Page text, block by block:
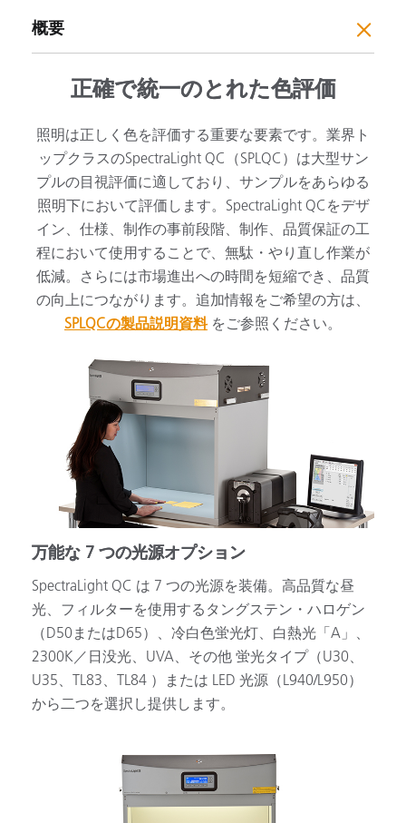
概要
正確で統一のとれた色評価
照明は正しく色を評価する重要な要素です。業界ト
ップクラスのSpectraLight QC（SPLQC）は大型サン
プルの目視評価に適しており、サンプルをあらゆる
照明下において評価します。SpectraLight QCをデザ
イン、仕様、制作の事前段階、制作、品質保証の工
程において使用することで、無駄・やり直し作業が
低減。さらには市場進出への時間を短縮でき、品質
の向上につながります。追加情報をご希望の方は、
SPLQCの製品説明資料をご参照ください。
万能な 7 つの光源オプション
SpectraLight QC は 7 つの光源を装備。高品質な昼
光、フィルターを使用するタングステン・ハロゲン
（D50またはD65）、冷白色蛍光灯、白熱光「A」、
2300K／日没光、UVA、その他 蛍光タイプ（U30、
U35、TL83、TL84 ）または LED 光源（L940/L950）
から二つを選択し提供します。